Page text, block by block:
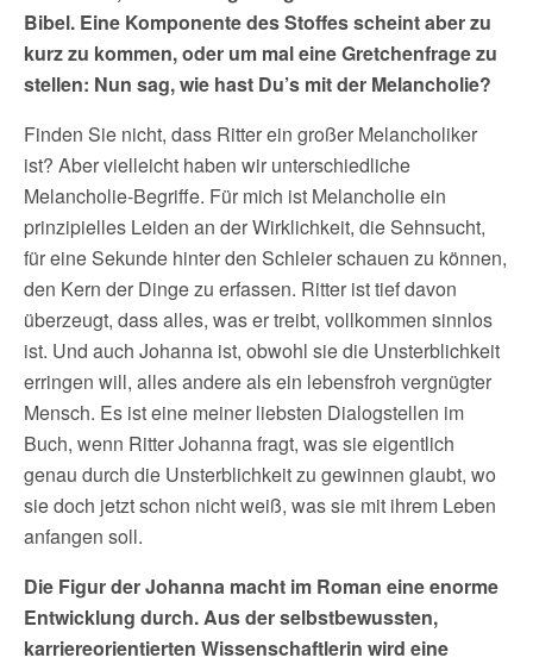
Bibel. Eine Komponentedes Stoffes scheint aberzu
kurz zu kommen, oder um mal eine Gretchenfrage zu
stellen: Nun sag, wie hast Du’s mit der Melancholie?
Finden Sie nicht, dass Ritter ein großer Melancholiker
ist? Aber vielleicht haben wir unterschiedliche
Melancholie-Begriffe. Für mich ist Melancholie ein
prinzipielles Leiden an der Wirklichkeit, die Sehnsucht,
für eine Sekunde hinter den Schleier schauen zu können,
den Kern der Dinge zu erfassen. Ritter ist tief davon
überzeugt, dass alles, was er treibt, vollkommen sinnlos
ist. Und auch Johanna ist, obwohl sie die Unsterblichkeit
erringen will, alles andere als ein lebensfroh vergnügter
Mensch. Es ist eine meiner liebsten Dialogstellen im
Buch, wenn Ritter Johanna fragt, was sie eigentlich
genau durch die Unsterblichkeit zu gewinnen glaubt, wo
sie doch jetzt schon nicht weiß, was sie mit ihrem Leben
anfangen soll.
Die Figur der Johanna macht im Roman eine enorme
Entwicklung durch. Aus der selbstbewussten,
karriereorientierten Wissenschaftlerin wird eine